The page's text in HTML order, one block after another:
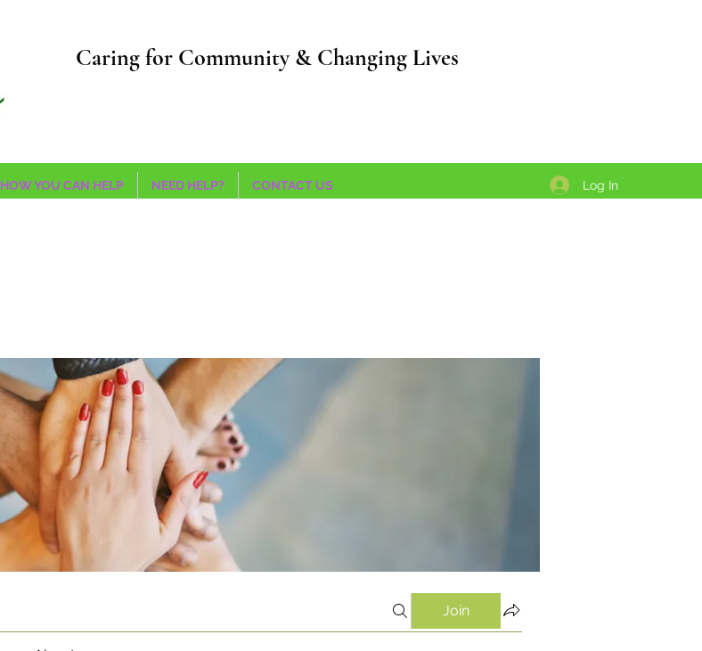
Caring for Community & Changing Lives
HOW YOU CAN HELP NEED HELP? CONTACT US Log In
Join